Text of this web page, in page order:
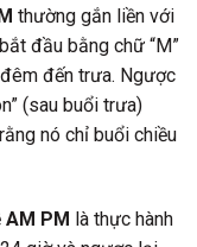
thường gắn liền với
đầu bằng chữ “M”
đến trưa. Ngược
(sau buổi trưa)
nó chỉ buổi chiều
AM PM là thực hành